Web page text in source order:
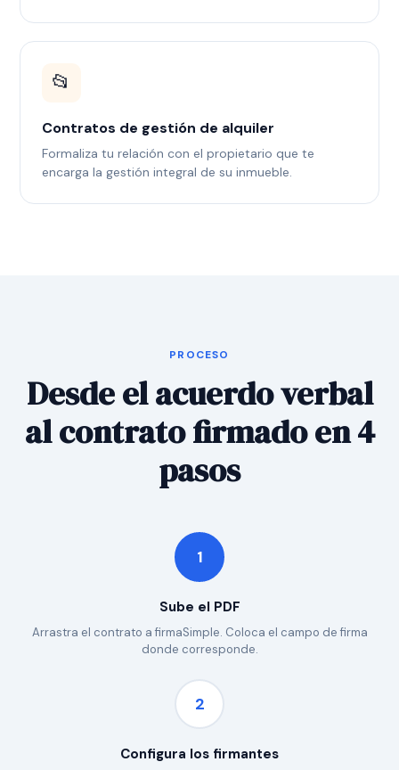
📂
Contratos de gestión de alquiler
Formaliza tu relación con el propietario que te
encarga la gestión integral de su inmueble.
PROCESO
Desde el acuerdo verbal
al contrato firmado en 4
pasos
1
Sube el PDF
Arrastra el contrato a firmaSimple. Coloca el campo de firma
donde corresponde.
2
Configura los firmantes